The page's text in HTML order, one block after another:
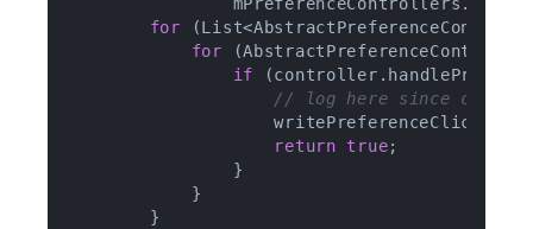
for
for
if
// log here since calling
return
true;
                }
            }
        }